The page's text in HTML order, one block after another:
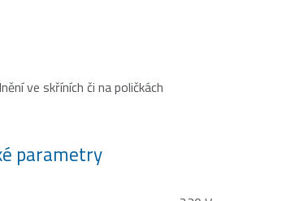
ve skříních či na poličkách
parametry